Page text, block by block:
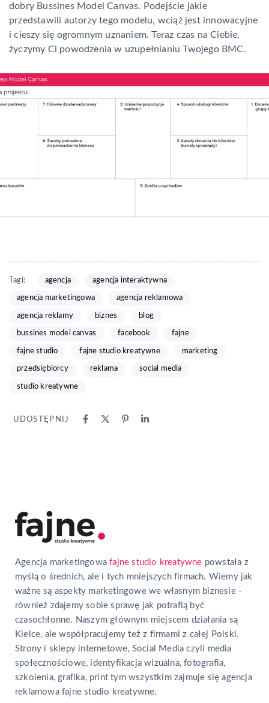
dobry Bussines Model Canvas. Podejście jakie
przedstawili autorzy tego modelu, wciąż jest innowacyjne
i cieszy się ogromnym uznaniem. Teraz czas na Ciebie,
życzymy Ci powodzenia w uzupełnianiu Twojego BMC.
Tagi: agencja agencja interaktywna
agencja marketingowa agencja reklamowa
agencja reklamy biznes blog
bussines model canvas facebook fajne
fajne studio fajne studio kreatywne marketing
przedsiębiorcy reklama social media
studio kreatywne
UDOSTĘPNIJ
Agencja marketingowafajne studio kreatywne powstała z
myślą o średnich, ale i tych mniejszych firmach. Wiemy jak
ważne są aspekty marketingowe we własnym biznesie -
również zdajemy sobie sprawę jak potrafią być
czasochłonne. Naszym głównym miejscem działania są
Kielce, ale współpracujemy też z firmami z całej Polski.
Strony i sklepy internetowe, Social Media czyli media
społecznościowe, identyfikacja wizualna, fotografia,
szkolenia, grafika, print tym wszystkim zajmuje się agencja
reklamowa fajne studio kreatywne.